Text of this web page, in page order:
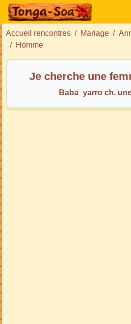
Accueil rencontres Mariage
Homme
Je cherche une
Baba_yarro ch.